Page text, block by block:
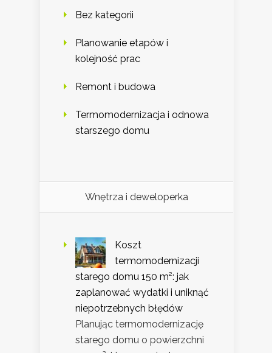
Bez kategorii
Planowanie etapów i
kolejność prac
Remont i budowa
Termomodernizacja i odnowa
starszego domu
Wnętrza i deweloperka
Koszt
termomodernizacji
starego domu 150 m²: jak
zaplanować wydatki i uniknąć
niepotrzebnych błędów
Planując termomodernizację
starego domu o powierzchni